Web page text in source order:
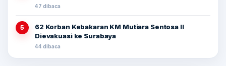
47 dibaca
5
62 Korban Kebakaran KM Mutiara Sentosa II
Dievakuasi ke Surabaya
44 dibaca